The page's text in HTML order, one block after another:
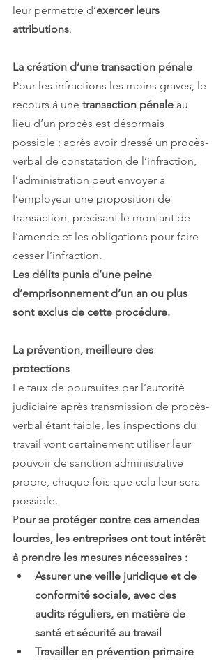
leur permettre d’exercer leurs
attributions.
La création d’une transaction pénale
Pour les infractions les moins graves, le
recours à une transaction pénale au
lieu d’un procès est désormais
possible : après avoir dressé un procès-
verbal de constatation de l’infraction,
l’administration peut envoyer à
l’employeur une proposition de
transaction, précisant le montant de
l’amende et les obligations pour faire
cesser l’infraction.
Les délits punis d’une peine
d’emprisonnement d’un an ou plus
sont exclus de cette procédure.
La prévention, meilleure des
protections
Le taux de poursuites par l’autorité
judiciaire après transmission de procès-
verbal étant faible, les inspections du
travail vont certainement utiliser leur
pouvoir de sanction administrative
propre, chaque fois que cela leur sera
possible.
Pour se protéger contre ces amendes
lourdes, les entreprises ont tout intérêt
à prendre les mesures nécessaires :
Assurer une veille juridique et de
conformité sociale, avec des
audits réguliers, en matière de
santé et sécurité au travail
Travailler en prévention primaire